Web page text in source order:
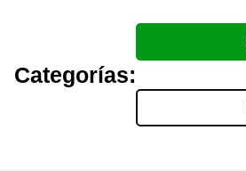
Categorías: